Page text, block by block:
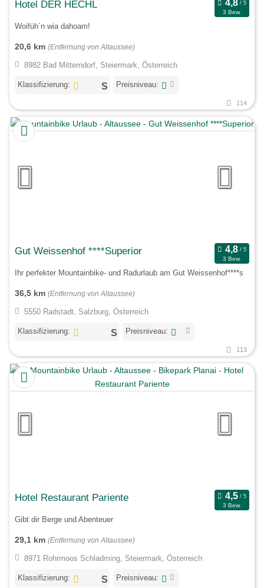
Hotel DER HECHL
3 Bew.
Woifüh´n wia dahoam!
20,6 km (Entfernung von Altaussee)
8982 Bad Mitterndorf, Steiermark, Österreich
Klassifizierung: Preisniveau:
114
Gut Weissenhof ****Superior
3 Bew.
Ihr perfekter Mountainbike- und Radurlaub am Gut Weissenhof****s
36,5 km (Entfernung von Altaussee)
5550 Radstadt, Salzburg, Österreich
Klassifizierung: Preisniveau:
113
Hotel Restaurant Pariente
3 Bew.
Gibt dir Berge und Abenteuer
29,1 km (Entfernung von Altaussee)
8971 Rohrmoos Schladming, Steiermark, Österreich
Klassifizierung: Preisniveau: